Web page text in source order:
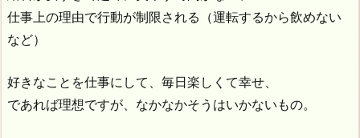
仕事上の理由で行動が制限される（運転するから飲めない
など）
好きなことを仕事にして、毎日楽しくて幸せ、
であれば理想ですが、なかなかそうはいかないもの。